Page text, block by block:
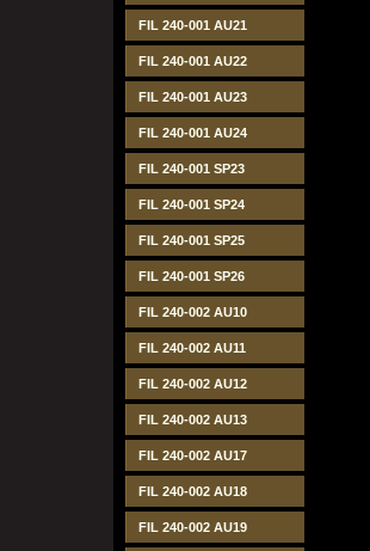
FIL 240-001 AU21
FIL 240-001 AU22
FIL 240-001 AU23
FIL 240-001 AU24
FIL 240-001 SP23
FIL 240-001 SP24
FIL 240-001 SP25
FIL 240-001 SP26
FIL 240-002 AU10
FIL 240-002 AU11
FIL 240-002 AU12
FIL 240-002 AU13
FIL 240-002 AU17
FIL 240-002 AU18
FIL 240-002 AU19